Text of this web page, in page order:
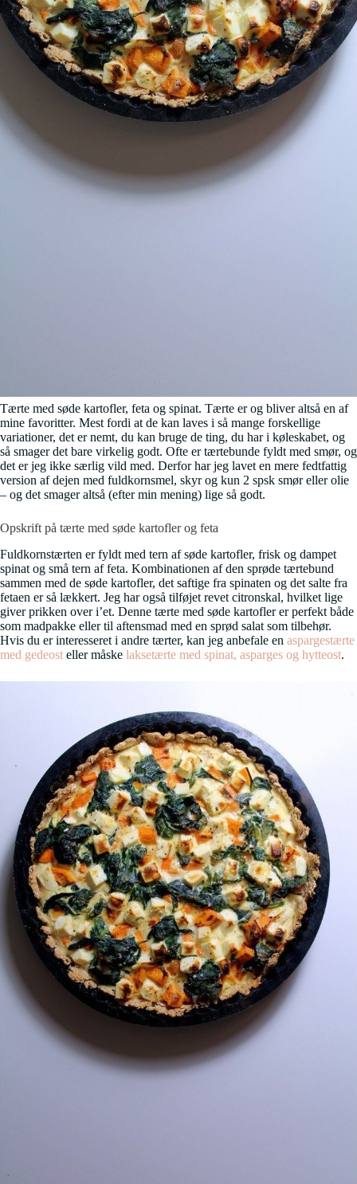
Tærte med søde kartofler, feta og spinat. Tærte er og bliver altså en af
mine favoritter. Mest fordi at de kan laves i så mange forskellige
variationer, det er nemt, du kan bruge de ting, du har i køleskabet, og
så smager det bare virkelig godt. Ofte er tærtebunde fyldt med smør, og
det er jeg ikke særlig vild med. Derfor har jeg lavet en mere fedtfattig
version af dejen med fuldkornsmel, skyr og kun 2 spsk smør eller olie
– og det smager altså (efter min mening) lige så godt.
Opskrift på tærte med søde kartofler og feta
Fuldkornstærten er fyldt med tern af søde kartofler, frisk og dampet
spinat og små tern af feta. Kombinationen af den sprøde tærtebund
sammen med de søde kartofler, det saftige fra spinaten og det salte fra
fetaen er så lækkert. Jeg har også tilføjet revet citronskal, hvilket lige
giver prikken over i’et. Denne tærte med søde kartofler er perfekt både
som madpakke eller til aftensmad med en sprød salat som tilbehør.
Hvis du er interesseret i andre tærter, kan jeg anbefale en aspargestærte
med gedeost eller måske laksetærte med spinat, asparges og hytteost.